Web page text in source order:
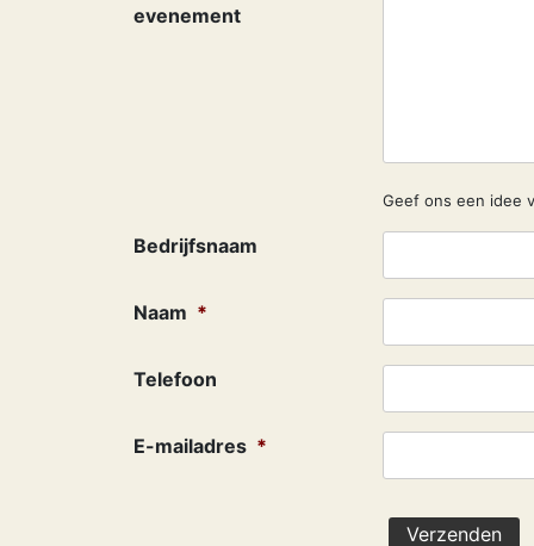
evenement
Geef ons een idee
Bedrijfsnaam
Naam *
Telefoon
E-mailadres *